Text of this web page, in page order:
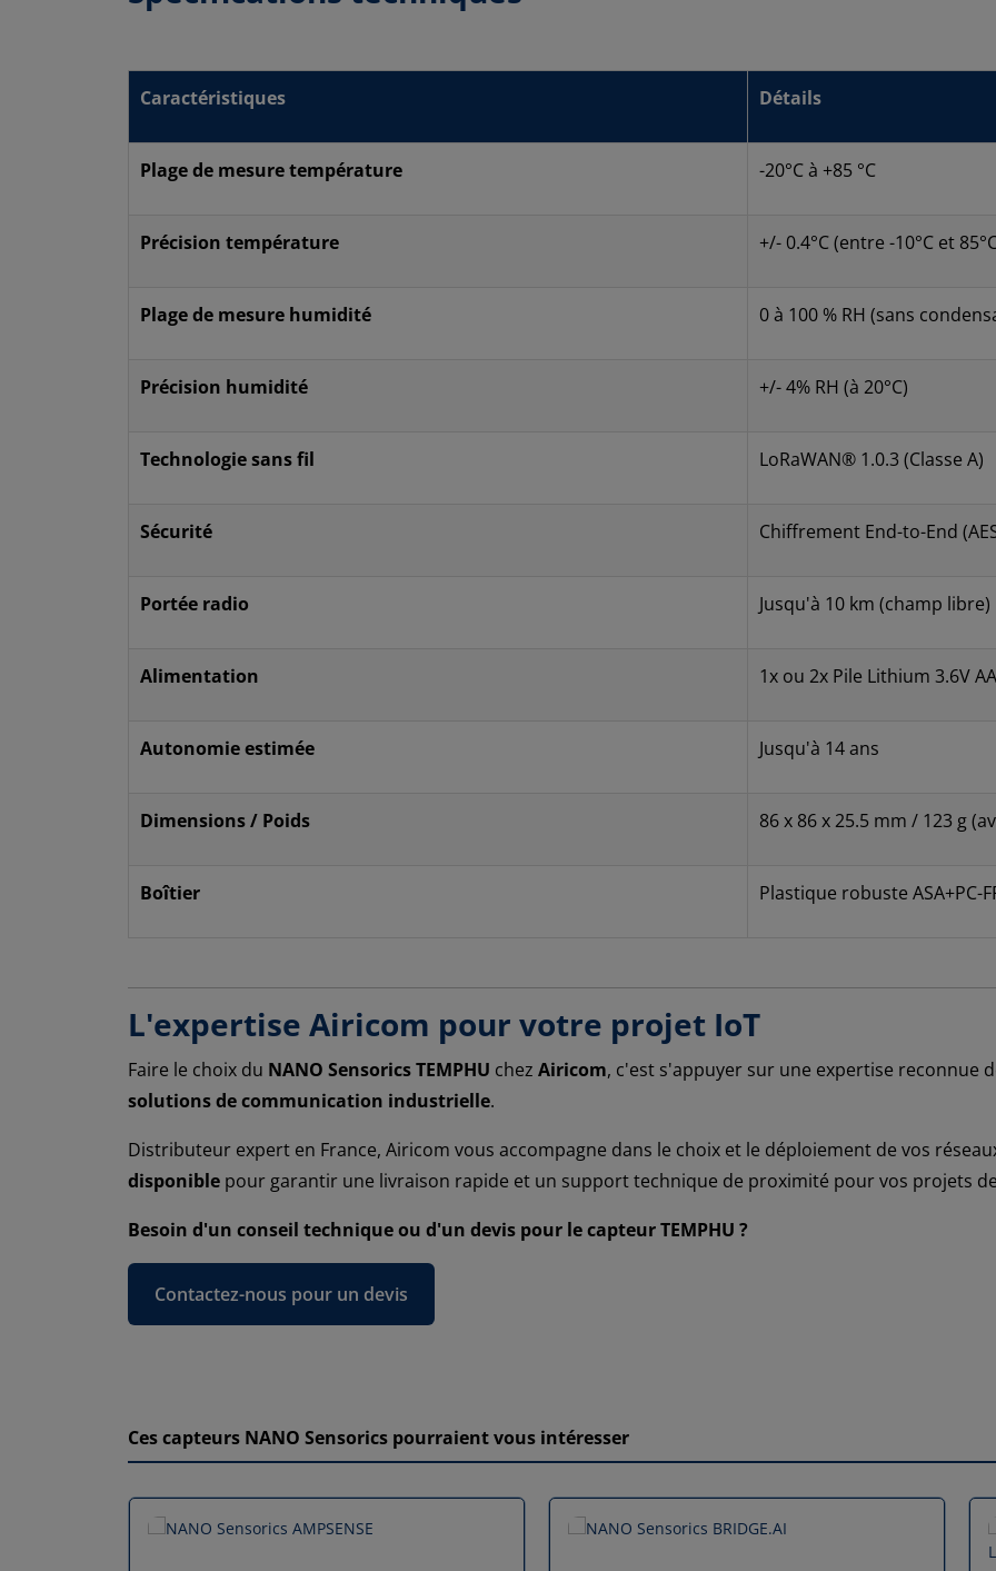
Caractéristiques Détails
Plage de mesure température -20°C à +85 °C
Précision température +/- 0.4°C (entre -10°C et
Plage de mesure humidité 0 à 100 % RH (sans
Précision humidité +/- 4% RH (à 20°C)
Technologie sans fil LoRaWAN® 1.0.3 (Classe A)
Sécurité Chiffrement End-to-End
Portée radio Jusqu'à 10 km (champ libre)
Alimentation 1x ou 2x Pile Lithium 3.6V
Autonomie estimée Jusqu'à 14 ans
Dimensions / Poids 86 x 86 x 25.5 mm / 123 g
Boîtier Plastique robuste ASA+PC-
L'expertise Airicom pour votre projet IoT
Faire le choix du NANO Sensorics TEMPHU chez Airicom, c'est s'appuyer sur une expertise reconnue
solutions de communication industrielle.
Distributeur expert en France, Airicom vous accompagne dans le choix et le déploiement de vos
disponible pour garantir une livraison rapide et un support technique de proximité pour vos projets
Besoin d'un conseil technique ou d'un devis pour le capteur TEMPHU ?
Contactez-nous pour un devis
Ces capteurs NANO Sensorics pourraient vous intéresser